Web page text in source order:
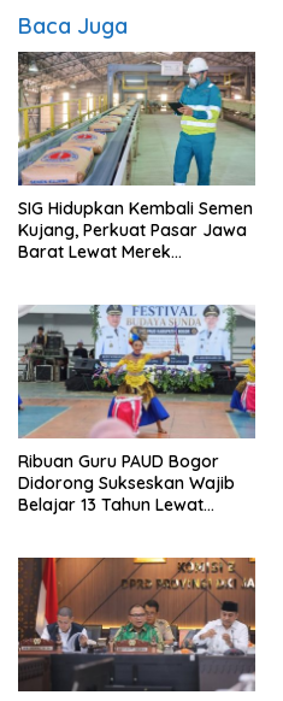
Baca Juga
SIG Hidupkan Kembali Semen
Kujang, Perkuat Pasar Jawa
Barat Lewat Merek
Ribuan Guru PAUD Bogor
Didorong Sukseskan Wajib
Belajar 13 Tahun Lewat